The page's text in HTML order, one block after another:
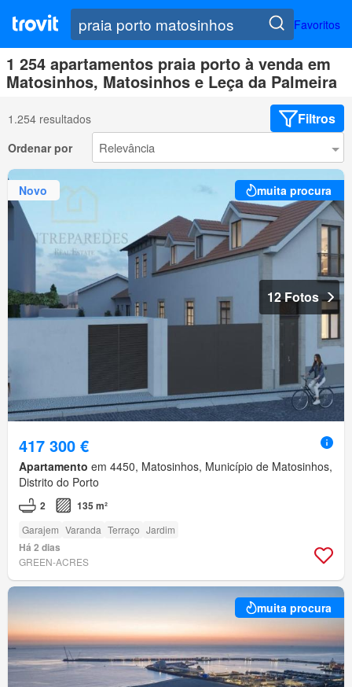
Favoritos
1 254 apartamentos praia porto à venda em
Matosinhos, Matosinhos e Leça da Palmeira
1.254 resultados Filtros
Ordenar por
Novo muita procura
12 Fotos
417 300 €
Apartamento em 4450, Matosinhos, Município de Matosinhos,
Distrito do Porto
2 135 m²
Garajem Varanda Terraço Jardim
Há 2 dias
GREEN-ACRES
muita procura